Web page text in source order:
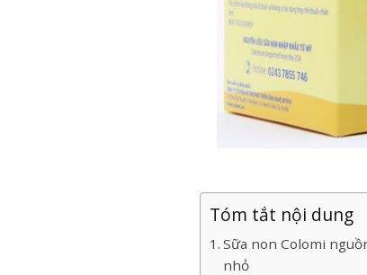
Tóm tắt nội dung
Sữa non Colomi
nhỏ